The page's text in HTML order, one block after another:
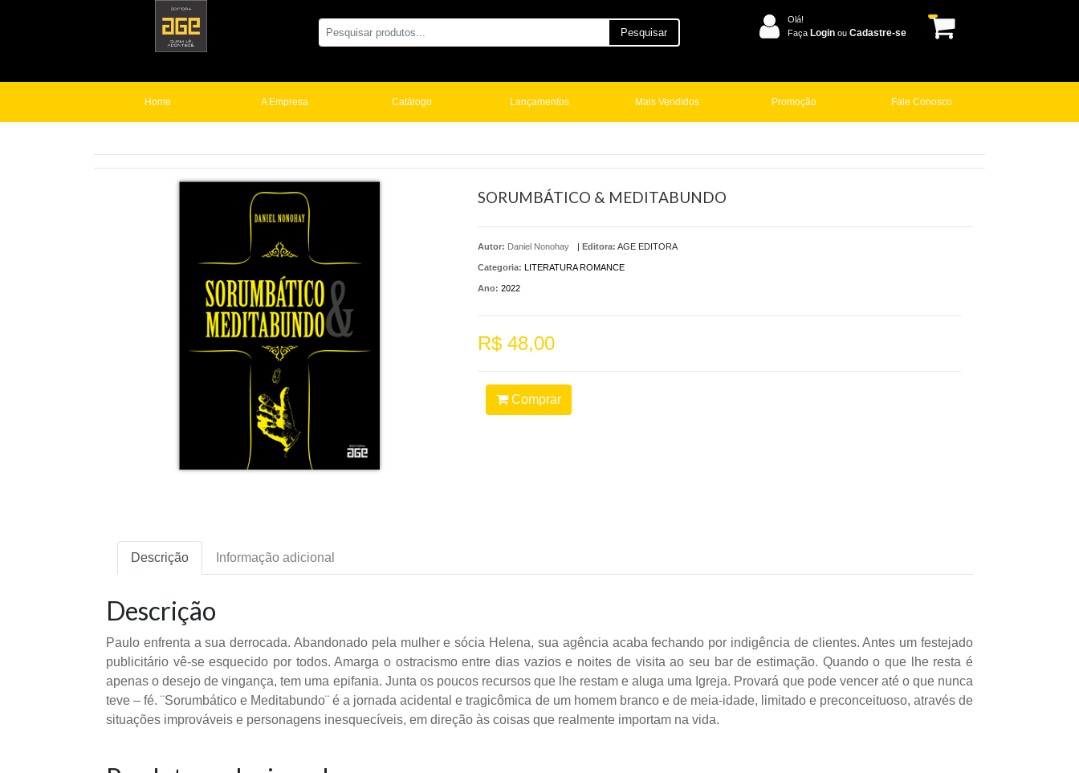
Pesquisar
Olá!
Faça Login ou Cadastre-se
Home A Empresa Catálogo Lançamentos Mais Vendidos Promoção Fale Conosco
SORUMBÁTICO & MEDITABUNDO
Autor: Daniel Nonohay | Editora: AGE EDITORA
Categoria: LITERATURA ROMANCE
Ano: 2022
R$ 48,00
Comprar
Descrição Informação adicional
Descrição
Paulo enfrenta a sua derrocada. Abandonado pela mulher e sócia Helena, sua agência acaba fechando por indigência de clientes. Antes um festejado
publicitário vê-se esquecido por todos. Amarga o ostracismo entre dias vazios e noites de visita ao seu bar de estimação. Quando o que lhe resta é
apenas o desejo de vingança, tem uma epifania. Junta os poucos recursos que lhe restam e aluga uma Igreja. Provará que pode vencer até o que nunca
teve – fé. ¨Sorumbático e Meditabundo¨ é a jornada acidental e tragicômica de um homem branco e de meia-idade, limitado e preconceituoso, através de
situações improváveis e personagens inesquecíveis, em direção às coisas que realmente importam na vida.